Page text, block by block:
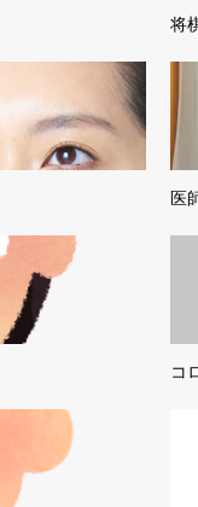
将
医
コ